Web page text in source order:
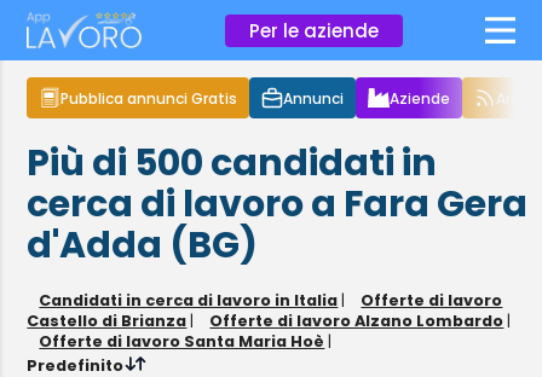
Per le aziende ×
Pubblica annunci Gratis Annunci Aziende
Più di 500candidati in
cerca di lavoroa Fara Gera
d'Adda (BG)
Candidati in cerca di lavoro in Italia |
Offerte di lavoro
Castello di Brianza | Offerte di lavoro Alzano Lombardo |
Offerte di lavoro Santa Maria Hoè |
Predefinito